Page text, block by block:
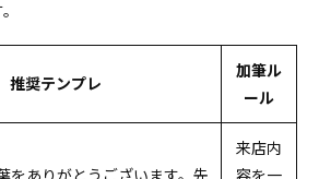
推奨テンプレ
加筆ル
ール
をありがとうございます。先
来店内
容を一